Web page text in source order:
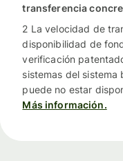
transferencia
2 La velocidad de
disponibilidad de
verificación
sistemas del sistema
puede no estar
Más información.